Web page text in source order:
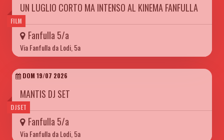
FILM
UN LUGLIO CORTO MA INTENSO AL KINEMA FANFULLA
Fanfulla 5/a
Via Fanfulla da Lodi, 5a
DJSET
DOM 19/07 2026
MANTIS DJ SET
Fanfulla 5/a
Via Fanfulla da Lodi, 5a